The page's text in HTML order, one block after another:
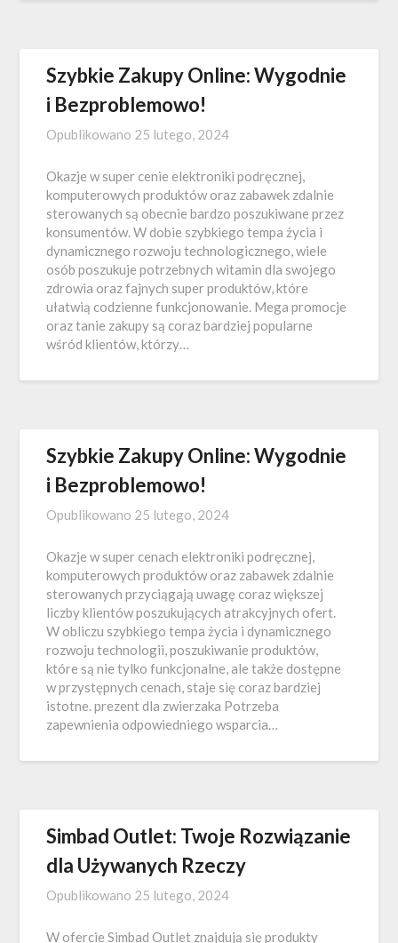
Szybkie Zakupy Online: Wygodnie
i Bezproblemowo!
Opublikowano 25 lutego, 2024
Okazje w super cenie elektroniki podręcznej,
komputerowych produktów oraz zabawek zdalnie
sterowanych są obecnie bardzo poszukiwane przez
konsumentów. W dobie szybkiego tempa życia i
dynamicznego rozwoju technologicznego, wiele
osób poszukuje potrzebnych witamin dla swojego
zdrowia oraz fajnych super produktów, które
ułatwią codzienne funkcjonowanie. Mega promocje
oraz tanie zakupy są coraz bardziej popularne
wśród klientów, którzy…
Szybkie Zakupy Online: Wygodnie
i Bezproblemowo!
Opublikowano 25 lutego, 2024
Okazje w super cenach elektroniki podręcznej,
komputerowych produktów oraz zabawek zdalnie
sterowanych przyciągają uwagę coraz większej
liczby klientów poszukujących atrakcyjnych ofert.
W obliczu szybkiego tempa życia i dynamicznego
rozwoju technologii, poszukiwanie produktów,
które są nie tylko funkcjonalne, ale także dostępne
w przystępnych cenach, staje się coraz bardziej
istotne. prezent dla zwierzaka Potrzeba
zapewnienia odpowiedniego wsparcia…
Simbad Outlet: Twoje Rozwiązanie
dla Używanych Rzeczy
Opublikowano 25 lutego, 2024
W ofercie Simbad Outlet znajdują się produkty